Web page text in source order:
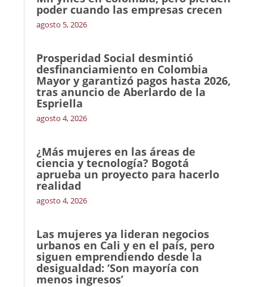
poder cuando las empresas crecen
agosto 5, 2026
Prosperidad Social desmintió
desfinanciamiento en Colombia
Mayor y garantizó pagos hasta 2026,
tras anuncio de Aberlardo de la
Espriella
agosto 4, 2026
¿Más mujeres en las áreas de
ciencia y tecnología? Bogotá
aprueba un proyecto para hacerlo
realidad
agosto 4, 2026
Las mujeres ya lideran negocios
urbanos en Cali y en el país, pero
siguen emprendiendo desde la
desigualdad: ‘Son mayoría con
menos ingresos’